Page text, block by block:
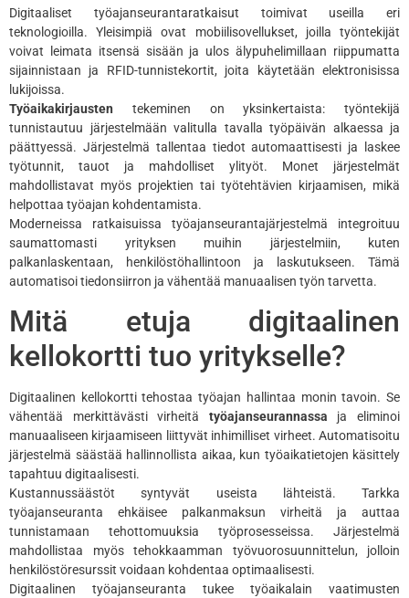
Digitaaliset työajanseurantaratkaisut toimivat useilla eri
teknologioilla. Yleisimpiä ovat mobiilisovellukset, joilla työntekijät
voivat leimata itsensä sisään ja ulos älypuhelimillaan riippumatta
sijainnistaan ja RFID-tunnistekortit, joita käytetään elektronisissa
lukijoissa.
Työaikakirjausten tekeminen on yksinkertaista: työntekijä
tunnistautuu järjestelmään valitulla tavalla työpäivän alkaessa ja
päättyessä. Järjestelmä tallentaa tiedot automaattisesti ja laskee
työtunnit, tauot ja mahdolliset ylityöt. Monet järjestelmät
mahdollistavat myös projektien tai työtehtävien kirjaamisen, mikä
helpottaa työajan kohdentamista.
Moderneissa ratkaisuissa työajanseurantajärjestelmä integroituu
saumattomasti yrityksen muihin järjestelmiin, kuten
palkanlaskentaan, henkilöstöhallintoon ja laskutukseen. Tämä
automatisoi tiedonsiirron ja vähentää manuaalisen työn tarvetta.
Mitä etuja digitaalinen
kellokortti tuo yritykselle?
Digitaalinen kellokortti tehostaa työajan hallintaa monin tavoin. Se
vähentää merkittävästi virheitä työajanseurannassa ja eliminoi
manuaaliseen kirjaamiseen liittyvät inhimilliset virheet. Automatisoitu
järjestelmä säästää hallinnollista aikaa, kun työaikatietojen käsittely
tapahtuu digitaalisesti.
Kustannussäästöt syntyvät useista lähteistä. Tarkka
työajanseuranta ehkäisee palkanmaksun virheitä ja auttaa
tunnistamaan tehottomuuksia työprosesseissa. Järjestelmä
mahdollistaa myös tehokkaamman työvuorosuunnittelun, jolloin
henkilöstöresurssit voidaan kohdentaa optimaalisesti.
Digitaalinen työajanseuranta tukee työaikalain vaatimusten